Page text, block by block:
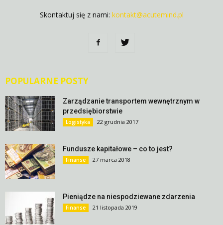
Skontaktuj się z nami: kontakt@acutemind.pl
POPULARNE POSTY
Zarządzanie transportem wewnętrznym w
przedsiębiorstwie
Logistyka 22 grudnia 2017
Fundusze kapitałowe – co to jest?
Finanse 27 marca 2018
Pieniądze na niespodziewane zdarzenia
Finanse 21 listopada 2019